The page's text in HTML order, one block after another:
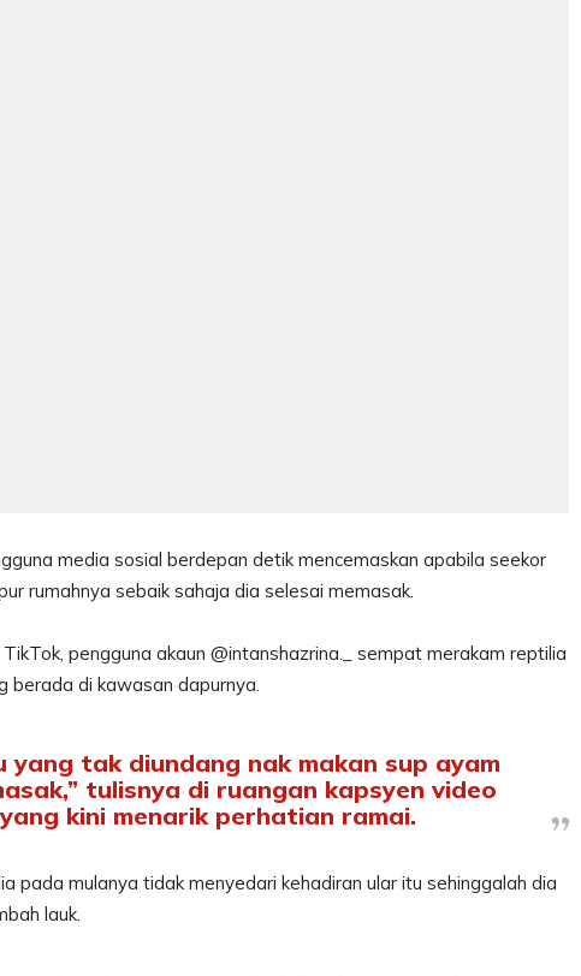
media sosial berdepan detik mencemaskan apabila seekor
rumahnya sebaik sahaja dia selesai memasak.
pengguna akaun @intanshazrina._ sempat merakam reptilia
berada di kawasan dapurnya.
yang tak diundang nak makan sup ayam
tulisnya di ruangan kapsyen video
kini menarik perhatian ramai.
pada mulanya tidak menyedari kehadiran ular itu sehinggalah dia
lauk.